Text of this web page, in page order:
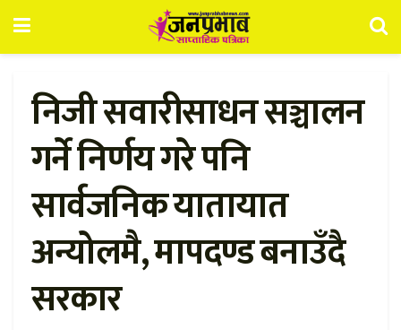
निजी सवारीसाधन सञ्चालन
गर्ने निर्णय गरे पनि
सार्वजनिक यातायात
अन्योलमै, मापदण्ड बनाउँदै
सरकार